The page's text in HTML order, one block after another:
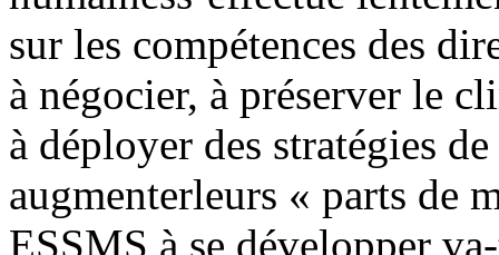
sur les compétences des
à négocier, à préserver le
à déployer des stratégies
augmenterleurs « parts de
ESSMS à se développer